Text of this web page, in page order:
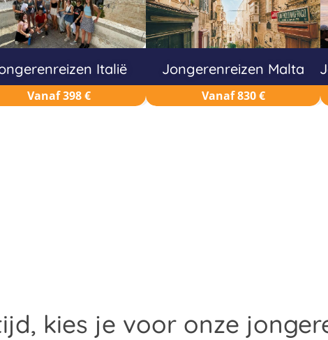
Italië
Vanaf 398 €
Jongerenreizen Malta
Vanaf 830 €
kies je voor onze